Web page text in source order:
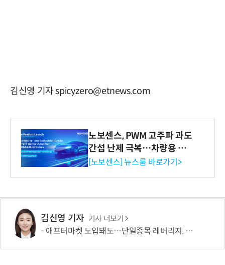
김신영 기자 spicyzero@etnews.com
노보센스, PWM 고주파 과도
간섭 난제 극복…차량용 전
류 감지 증폭기
[노보센스] 뉴스룸 바로가기>
김신영 기자 기사 더보기
애프터마켓 도입돼도…단일종목 레버리지, 거래 가능성 희박